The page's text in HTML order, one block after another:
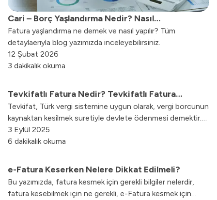
Cari – Borç Yaşlandırma Nedir? Nasıl
Yapılmaktadır?
Fatura yaşlandırma ne demek ve nasıl yapılır? Tüm
detaylaerıyla blog yazımızda inceleyebilirsiniz.
12 Şubat 2026
3 dakikalık okuma
Tevkifatlı Fatura Nedir? Tevkifatlı Fatura
Kesmek
Tevkifat, Türk vergi sistemine uygun olarak, vergi borcunun
kaynaktan kesilmek suretiyle devlete ödenmesi demektir.
Tevkifatlı fatura, KDV kayıp kaçağını önlemek amacıyla,
fatura kesimi esnasında KDV’nin tevkif edilerek, bir kısmı
ödenir.
3 Eylül 2025
6 dakikalık okuma
e-Fatura Keserken Nelere Dikkat Edilmeli?
Bu yazımızda, fatura kesmek için gerekli bilgiler nelerdir,
fatura kesebilmek için ne gerekli, e-Fatura kesmek için